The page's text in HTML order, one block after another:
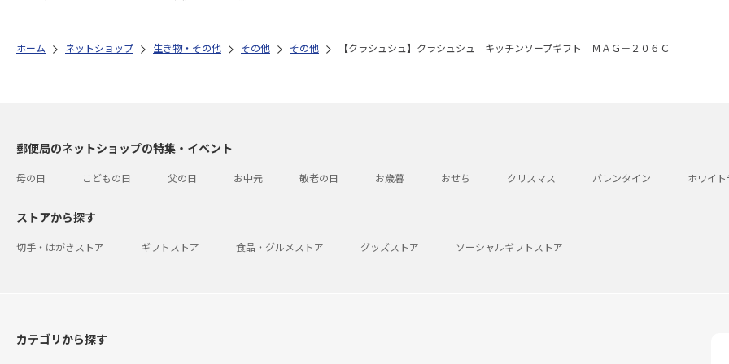
ホーム ネットショップ 生き物・その他 その他 その他 【クラシュシュ】クラシュシュ キッチンソープギフト ＭＡＧ－２０６Ｃ
郵便局のネットショップの特集・イベント
母の日 こどもの日 父の日 お中元 敬老の日 お歳暮 おせち クリスマス バレンタイン ホワイ
ストアから探す
切手・はがきストア ギフトストア 食品・グルメストア グッズストア ソーシャルギフトストア
カテゴリから探す